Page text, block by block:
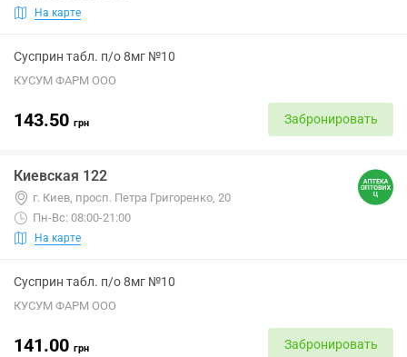
На карте
Сусприн табл. п/о 8мг №10
КУСУМ ФАРМ ООО
143.50 грн Забронировать
Киевская 122
г. Киев, просп. Петра Григоренко, 20
Пн-Вс: 08:00-21:00
На карте
Сусприн табл. п/о 8мг №10
КУСУМ ФАРМ ООО
141.00 грн Забронировать